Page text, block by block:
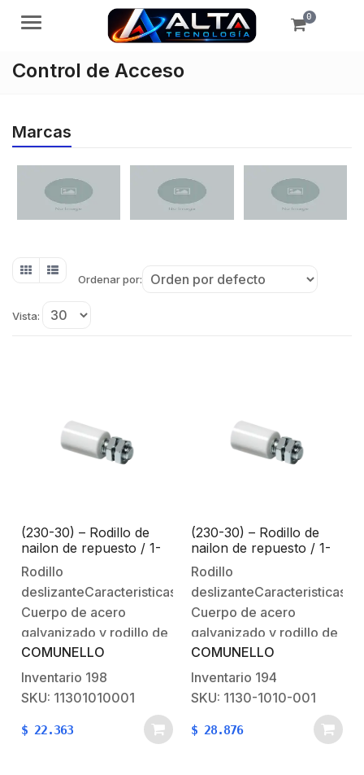
Menú 0
Control de Acceso
Marcas
Ordenar por:
Vista:
(230-30) – Rodillo de
nailon de repuesto / 1-
3/16″ (30 mm) de
diámetro
Rodillo
deslizanteCaracteristicas:Material:
Cuerpo de acero
galvanizado y rodillo de
nailon.Peso de la pieza
0,41 lb (0,19 kg)Notas
adicionales:Piezas de
desgaste: OlivaRequiere
mantenimiento cada 6
COMUNELLO
Inventario 198
SKU: 11301010001
$ 22.363
(230-30) – Rodillo de
nailon de repuesto / 1-
3/16″ (30 mm) de
diámetro
Rodillo
Cuerpo de acero
galvanizado y rodillo de
nailon.Peso de la pieza
0,41 lb (0,19 kg)Notas
adicionales:Piezas de
desgaste: OlivaRequiere
mantenimiento cada 6
COMUNELLO
Inventario 194
SKU: 1130-1010-001
$ 28.876